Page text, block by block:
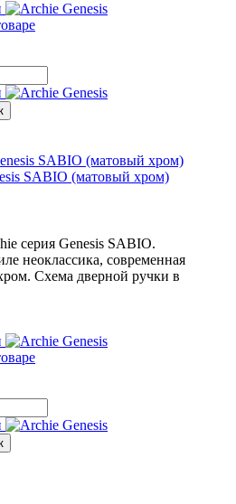
SABIO (матовый хром)
серия Genesis SABIO.
неоклассика, современная
Схема дверной ручки в